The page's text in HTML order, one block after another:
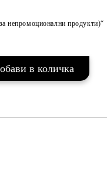
непромоционални продукти)“